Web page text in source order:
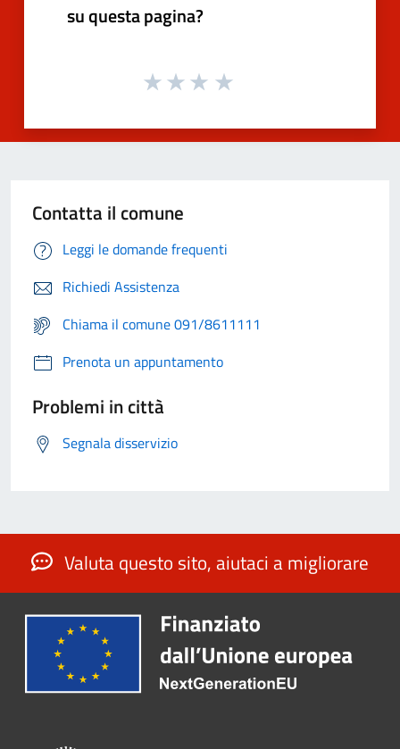
su questa pagina?
Contatta il comune
Leggi le domande frequenti
Richiedi Assistenza
Chiama il comune 091/8611111
Prenota un appuntamento
Problemi in città
Segnala disservizio
Valuta questo sito, aiutaci a migliorare